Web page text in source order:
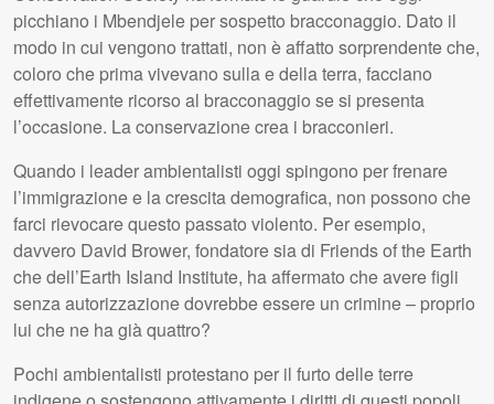
picchiano i Mbendjele per sospetto bracconaggio. Dato il
modo in cui vengono trattati, non è affatto sorprendente che,
coloro che prima vivevano sulla e della terra, facciano
effettivamente ricorso al bracconaggio se si presenta
l’occasione. La conservazione crea i bracconieri.
Quando i leader ambientalisti oggi spingono per frenare
l’immigrazione e la crescita demografica, non possono che
farci rievocare questo passato violento. Per esempio,
davvero David Brower, fondatore sia di Friends of the Earth
che dell’Earth Island Institute, ha affermato che avere figli
senza autorizzazione dovrebbe essere un crimine – proprio
lui che ne ha già quattro?
Pochi ambientalisti protestano per il furto delle terre